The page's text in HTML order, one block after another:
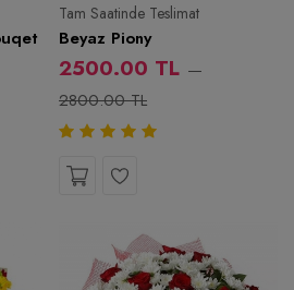
Tam Saatinde Teslimat
Beyaz Piony
2500.00 TL
2800.00 TL